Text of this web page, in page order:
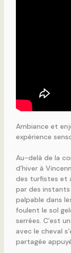
Ambiance et
expérience
Au-delà de la
d’hiver à
des turfistes et
par des
palpable dans
foulent le sol
serrées. C’est
avec le cheval
partagée